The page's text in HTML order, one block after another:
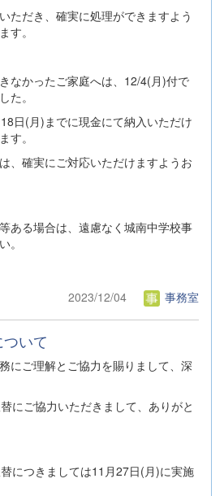
ただき、確実に処理ができますよう
す。
なかったご家庭へは、12/4(月)付で
た。
日(月)までに現金にて納入いただけ
す。
、確実にご対応いただけますようお
ある場合は、遠慮なく城南中学校事
。
2023/12/04
事務室
いて
にご理解とご協力を賜りまして、深
にご協力いただきまして、ありがと
につきましては11月27日(月)に実施